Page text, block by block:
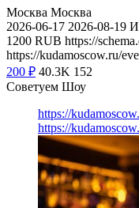
Москва Москва
2026-06-17 2026-08-19
1200 RUB https://
https://kudamoscow.ru/
200 ₽ 40.3K 152
Советуем Шоу
https://
https://